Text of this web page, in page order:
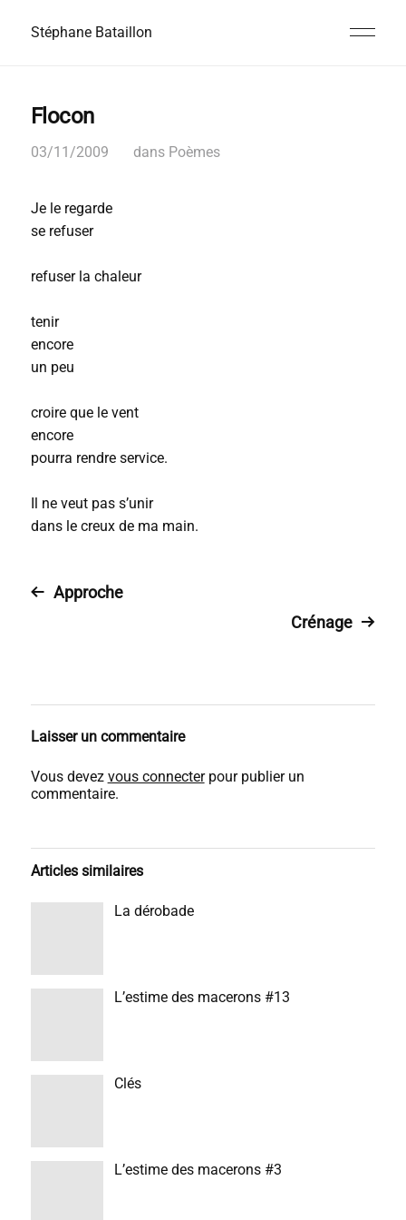
Stéphane Bataillon
Flocon
03/11/2009 dans Poèmes
Je le regarde
se refuser
refuser la chaleur
tenir
encore
un peu
croire que le vent
encore
pourra rendre service.
Il ne veut pas s’unir
dans le creux de ma main.
Approche
Crénage
Laisser un commentaire
Vous devez vous connecterpour publier un
commentaire.
Articles similaires
La dérobade
L’estime des macerons #13
Clés
L’estime des macerons #3